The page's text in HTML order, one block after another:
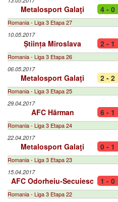
Metalosport Galaţi 4 - 0
Romania - Liga 3 Etapa 27
10.05.2017
Știința Miroslava 2 - 1
Romania - Liga 3 Etapa 26
06.05.2017
Metalosport Galaţi 2 - 2
Romania - Liga 3 Etapa 25
29.04.2017
AFC Hărman 6 - 1
Romania - Liga 3 Etapa 24
22.04.2017
Metalosport Galaţi 0 - 1
Romania - Liga 3 Etapa 23
15.04.2017
AFC Odorheiu-Secuiesc 1 - 0
Romania - Liga 3 Etapa 22